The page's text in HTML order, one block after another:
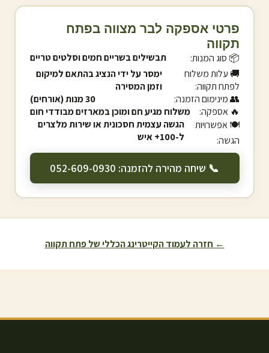
פרטי אספקה לבר מצווה בפתח
תקווה
📦 סוג המנות:
תבשילים בשריים חמים וסלטים טריים
🚚 עלות משלוח
לפתח תקווה:
ימסר על ידי הנציג בהתאם למיקום
וזמן המסירה
👥 מינימום הזמנה:
30 מנות (אורחים)
🔥 אספקה:
משלוח מגיע חם ומוכן במארזים מבודדי חום
🍽️ אפשרויות
הגשה:
הגשה עצמית חסכונית או שירות מלצרים
ל-100+ איש
📞 שיחה מהירה להזמנה: 052-609-0930
← חזרה לעמוד הקייטרינג הכללי שלפתח תקווה